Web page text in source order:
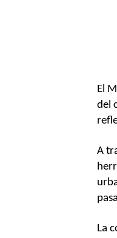
El
del
A
La